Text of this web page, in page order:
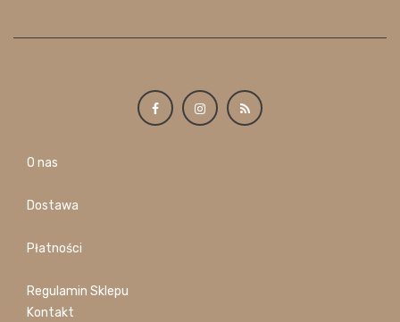
O nas
Dostawa
Płatności
Regulamin Sklepu
Kontakt